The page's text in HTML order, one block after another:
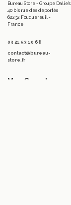
Bureau Store - Groupe Dalie's
40 bis rue des déportés
62232 Fouquereuil -
France
03 21 53 10 68
contact@bureau-
store.fr
Mon Compte